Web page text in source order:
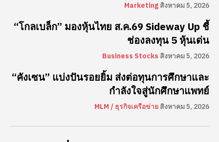
Marketingสิงหาคม 5, 2026
“โกลเบล็ก” มองหุ้นไทย ส.ค.69 Sideway Up ชี้
ช่องลงทุน 5 หุ้นเด่น
Business Stocks สิงหาคม 5, 2026
“คังเซน” แบ่งปันรอยยิ้ม ส่งต่อทุนการศึกษาและ
กำลังใจสู่นักศึกษาแพทย์
MLM / ธุรกิจเครือข่ายสิงหาคม 5, 2026